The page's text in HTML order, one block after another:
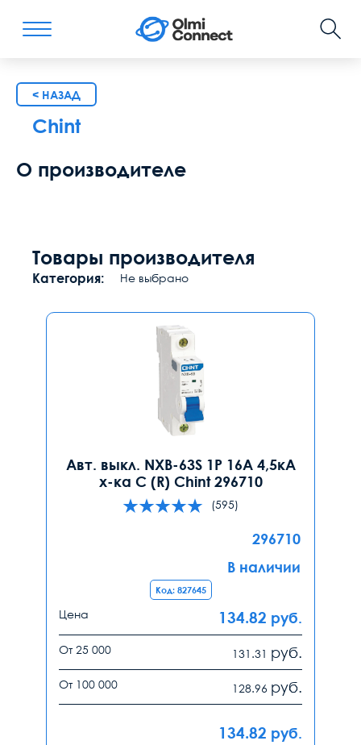
< НАЗАД
Chint
О производителе
Товары производителя
Категория: Не выбрано
Авт. выкл. NXB-63S 1P 16А 4,5кА
х-ка C (R) Chint 296710
(595)
296710
В наличии
Код: 827645
Цена 134.82 руб.
От 25 000 131.31 руб.
От 100 000 128.96 руб.
134.82 руб.